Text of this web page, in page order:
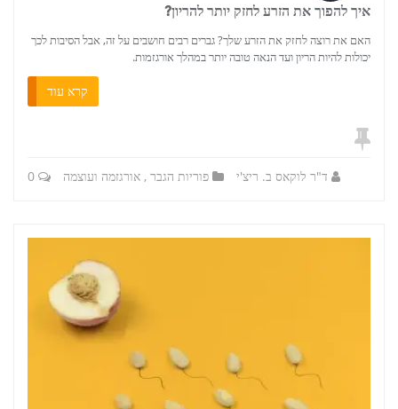
איך להפוך את הזרע לחזק יותר להריון?
האם את רוצה לחזק את הזרע שלך? גברים רבים חושבים על זה, אבל הסיבות לכך
יכולות להיות הריון ועד הנאה טובה יותר במהלך אורגזמות.
קרא עוד
ד"ר לוקאס ב. ריצ'י פוריות הגבר , אורגזמה ועוצמה